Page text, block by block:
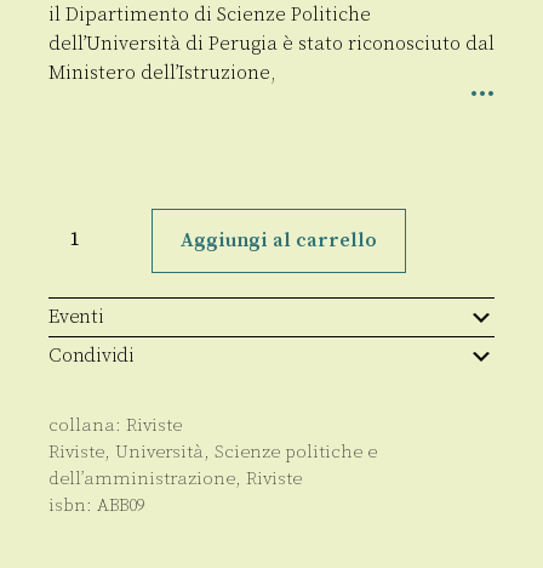
il Dipartimento di Scienze Politiche
dell’Università di Perugia è stato riconosciuto dal
Ministero dell’Istruzione,
Pubblica
Aggiungi al carrello
Eventi
Condividi
collana: Riviste
Riviste, Università, Scienze politiche e
dell’amministrazione, Riviste
isbn: ABB09